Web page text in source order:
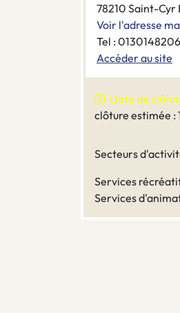
78210 Saint-Cyr
Voir l'adresse
Tel : 0130148206
Accéder au site
Date de
clôture estimée :
Secteurs
Services
Services